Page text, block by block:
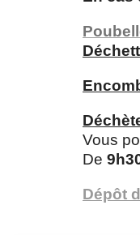
Vous
De
Dépôt